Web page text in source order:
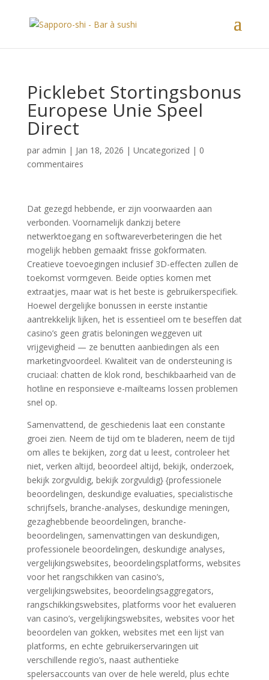
Picklebet Stortingsbonus
Europese Unie Speel
Direct
par admin | Jan 18, 2026 | Uncategorized | 0
commentaires
Dat gezegd hebbende, er zijn voorwaarden aan
verbonden. Voornamelijk dankzij betere
netwerktoegang en softwareverbeteringen die het
mogelijk hebben gemaakt frisse gokformaten.
Creatieve toevoegingen inclusief 3D-effecten zullen de
toekomst vormgeven. Beide opties komen met
extraatjes, maar wat is het beste is gebruikerspecifiek.
Hoewel dergelijke bonussen in eerste instantie
aantrekkelijk lijken, het is essentieel om te beseffen dat
casino’s geen gratis beloningen weggeven uit
vrijgevigheid — ze benutten aanbiedingen als een
marketingvoordeel. Kwaliteit van de ondersteuning is
cruciaal: chatten de klok rond, beschikbaarheid van de
hotline en responsieve e-mailteams lossen problemen
snel op.
Samenvattend, de geschiedenis laat een constante
groei zien. Neem de tijd om te bladeren, neem de tijd
om alles te bekijken, zorg dat u leest, controleer het
niet, verken altijd, beoordeel altijd, bekijk, onderzoek,
bekijk zorgvuldig, bekijk zorgvuldig} {professionele
beoordelingen, deskundige evaluaties, specialistische
schrijfsels, branche-analyses, deskundige meningen,
gezaghebbende beoordelingen, branche-
beoordelingen, samenvattingen van deskundigen,
professionele beoordelingen, deskundige analyses,
vergelijkingswebsites, beoordelingsplatforms, websites
voor het rangschikken van casino’s,
vergelijkingswebsites, beoordelingsaggregators,
rangschikkingswebsites, platforms voor het evalueren
van casino’s, vergelijkingswebsites, websites voor het
beoordelen van gokken, websites met een lijst van
platforms, en echte gebruikerservaringen uit
verschillende regio’s, naast authentieke
spelersaccounts van over de hele wereld, plus echte